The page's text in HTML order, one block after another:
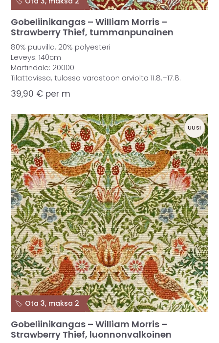
Gobeliinikangas – William Morris –
Strawberry Thief, tummanpunainen
80% puuvilla, 20% polyesteri
Leveys: 140cm
Martindale: 20000
Tilattavissa, tulossa varastoon arviolta 11.8.–17.8.
39,90 € per m
Gobeliinikangas – William Morris –
Strawberry Thief, luonnonvalkoinen
UUSI
🏷️ Ota 3, maksa 2